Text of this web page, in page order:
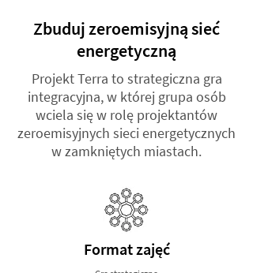
Zbuduj zeroemisyjną sieć
energetyczną
Projekt Terra to strategiczna gra
integracyjna, w której grupa osób
wciela się w rolę projektantów
zeroemisyjnych sieci energetycznych
w zamkniętych miastach.
Format zajęć